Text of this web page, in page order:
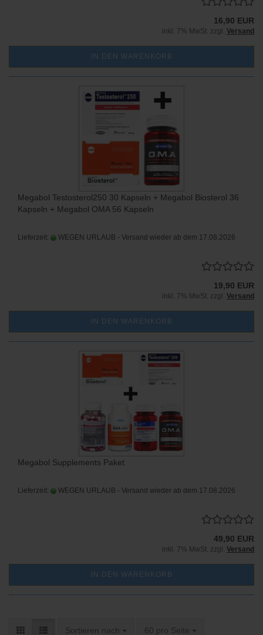
16,90 EUR
inkl. 7% MwSt. zzgl. Versand
IN DEN WARENKORB
Megabol Testosterol250 30 Kapseln + Megabol Biosterol 36
Kapseln + Megabol OMA 56 Kapseln
Lieferzeit: WEGEN URLAUB - Versand wieder ab dem 17.08.2026
19,90 EUR
inkl. 7% MwSt. zzgl. Versand
IN DEN WARENKORB
Megabol Supplements Paket
Lieferzeit: WEGEN URLAUB - Versand wieder ab dem 17.08.2026
49,90 EUR
inkl. 7% MwSt. zzgl. Versand
IN DEN WARENKORB
Sortieren nach
Sortieren nach 60 pro Seite
pro Seite